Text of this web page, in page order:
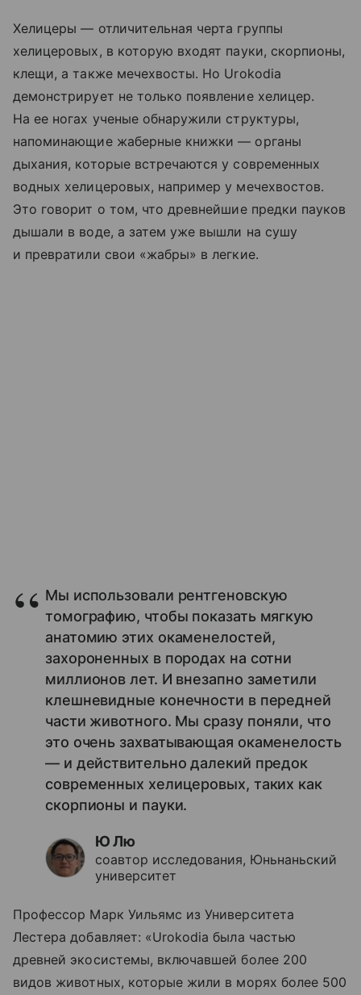
Хелицеры — отличительная черта группы
хелицеровых, в которую входят пауки, скорпионы,
клещи, а также мечехвосты. Но Urokodia
демонстрирует не только появление хелицер.
На ее ногах ученые обнаружили структуры,
напоминающие жаберные книжки — органы
дыхания, которые встречаются у современных
водных хелицеровых, например у мечехвостов.
Это говорит о том, что древнейшие предки пауков
дышали в воде, а затем уже вышли на сушу
и превратили свои «жабры» в легкие.
Мы использовали рентгеновскую
томографию, чтобы показать мягкую
анатомию этих окаменелостей,
захороненных в породах на сотни
миллионов лет. И внезапно заметили
клешневидные конечности в передней
части животного. Мы сразу поняли, что
это очень захватывающая окаменелость
— и действительно далекий предок
современных хелицеровых, таких как
скорпионы и пауки.
Ю Лю
соавтор исследования, Юньнаньский
университет
Профессор Марк Уильямс из Университета
Лестера добавляет: «Urokodia была частью
древней экосистемы, включавшей более 200
видов животных, которые жили в морях более 500